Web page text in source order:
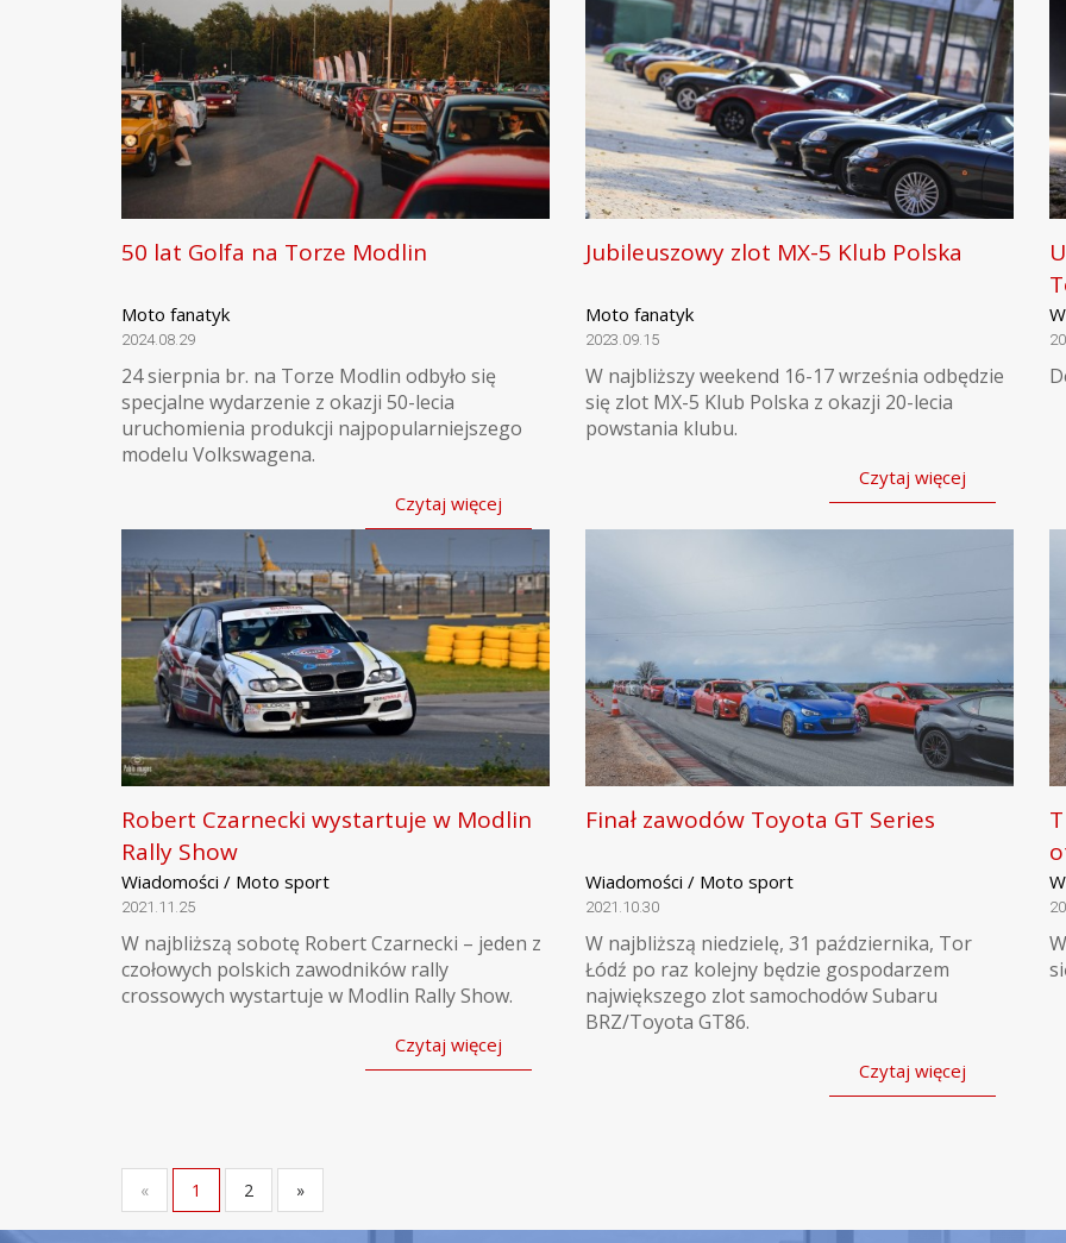
50 lat Golfa na Torze Modlin
Moto fanatyk
2024.08.29
24 sierpnia br. na Torze Modlin odbyło się
specjalne wydarzenie z okazji 50-lecia
uruchomienia produkcji najpopularniejszego
modelu Volkswagena.
Czytaj więcej
Jubileuszowy zlot MX-5 Klub Polska
Moto fanatyk
2023.09.15
W najbliższy weekend 16-17 września odbędzie
się zlot MX-5 Klub Polska z okazji 20-lecia
powstania klubu.
Czytaj więcej
Robert Czarnecki wystartuje w Modlin
Rally Show
Wiadomości / Moto sport
2021.11.25
W najbliższą sobotę Robert Czarnecki – jeden z
czołowych polskich zawodników rally
crossowych wystartuje w Modlin Rally Show.
Czytaj więcej
Finał zawodów Toyota GT Series
Wiadomości / Moto sport
2021.10.30
W najbliższą niedzielę, 31 października, Tor
Łódź po raz kolejny będzie gospodarzem
największego zlot samochodów Subaru
BRZ/Toyota GT86.
Czytaj więcej
« 1 2 »